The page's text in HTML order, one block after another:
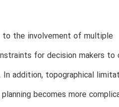
to the involvement of multiple
for decision makers
addition, topographical
becomes more